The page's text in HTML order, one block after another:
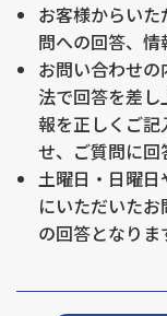
お客様からい
問への回答、情
お問い合わせ
法で回答を差
報を正しくご
せ、ご質問に回
土曜日・日曜日
にいただいた
の回答となりま